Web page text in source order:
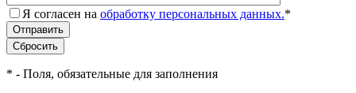
Я согласен на обработку персональных данных.*
* - Поля, обязательные для заполнения